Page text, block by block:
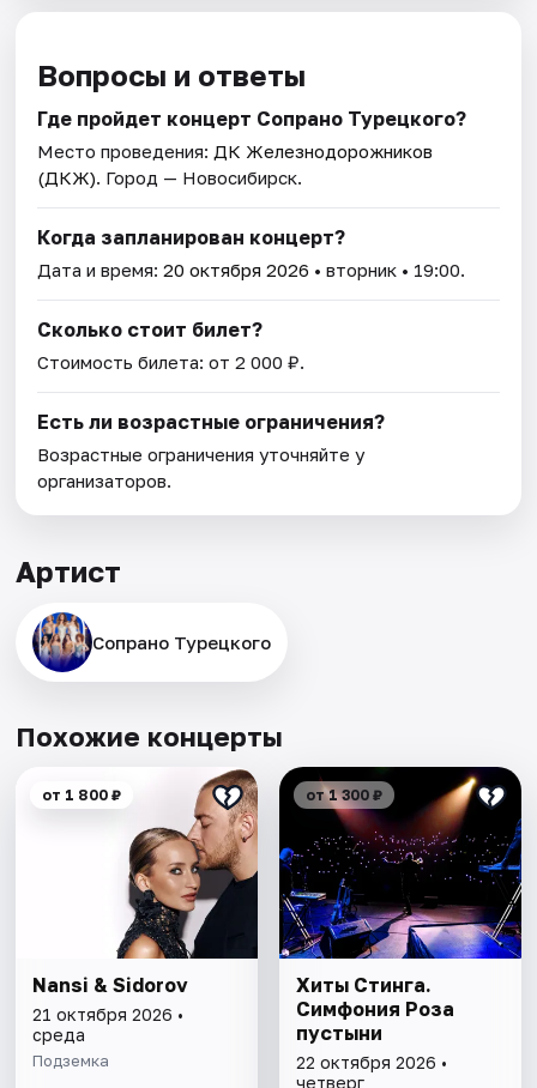
Вопросы и ответы
Где пройдет концерт Сопрано Турецкого?
Место проведения: ДК Железнодорожников
(ДКЖ). Город — Новосибирск.
Когда запланирован концерт?
Дата и время:20 октября 2026 • вторник • 19:00.
Сколько стоит билет?
Стоимость билета: от 2 000 ₽.
Есть ли возрастные ограничения?
Возрастные ограничения уточняйте у
организаторов.
Артист
Сопрано Турецкого
Похожие концерты
от 1 800 ₽
Nansi & Sidorov
21 октября 2026 •
среда
Подземка
от 1 300 ₽
Хиты Стинга.
Симфония Роза
пустыни
22 октября 2026 •
четверг